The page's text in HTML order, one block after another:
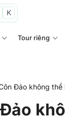
K
Tour riêng
Đảo không thể